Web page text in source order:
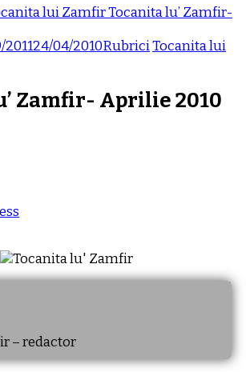
lui ZamfirTocanita lu’ Zamfir-
201124/04/2010RubriciTocanita lui
Zamfir- Aprilie 2010
– redactor